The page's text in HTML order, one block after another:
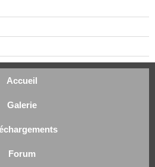
Accueil
Galerie
Forum